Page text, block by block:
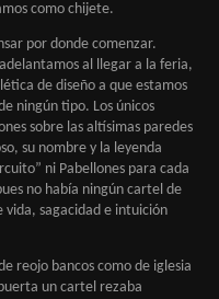
como chijete.
por donde comenzar.
al llegar a la feria,
de diseño a que estamos
ningún tipo. Los únicos
sobre las altísimas paredes
su nombre y la leyenda
ni Pabellones para cada
no había ningún cartel de
vida, sagacidad e intuición
reojo bancos como de iglesia
un cartel rezaba